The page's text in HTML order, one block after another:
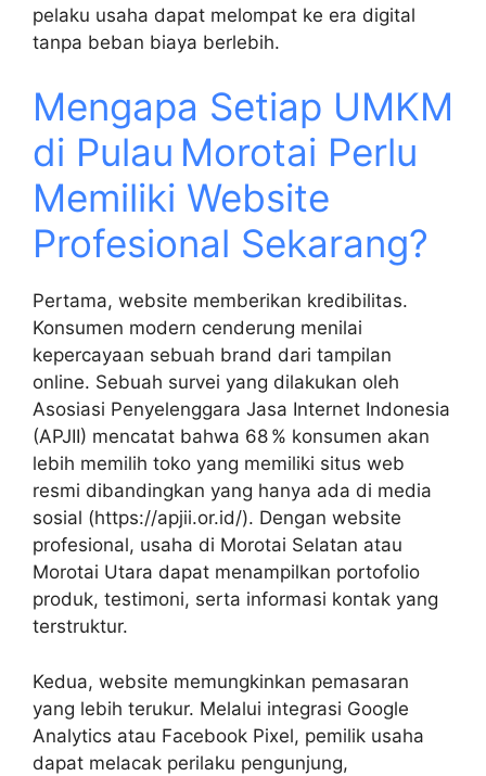
pelaku usaha dapat melompat ke era digital
tanpa beban biaya berlebih.
Mengapa Setiap UMKM
di Pulau Morotai Perlu
Memiliki Website
Profesional Sekarang?
Pertama, website memberikan kredibilitas.
Konsumen modern cenderung menilai
kepercayaan sebuah brand dari tampilan
online. Sebuah survei yang dilakukan oleh
Asosiasi Penyelenggara Jasa Internet Indonesia
(APJII) mencatat bahwa 68 % konsumen akan
lebih memilih toko yang memiliki situs web
resmi dibandingkan yang hanya ada di media
sosial (https://apjii.or.id/). Dengan website
profesional, usaha di Morotai Selatan atau
Morotai Utara dapat menampilkan portofolio
produk, testimoni, serta informasi kontak yang
terstruktur.
Kedua, website memungkinkan pemasaran
yang lebih terukur. Melalui integrasi Google
Analytics atau Facebook Pixel, pemilik usaha
dapat melacak perilaku pengunjung,